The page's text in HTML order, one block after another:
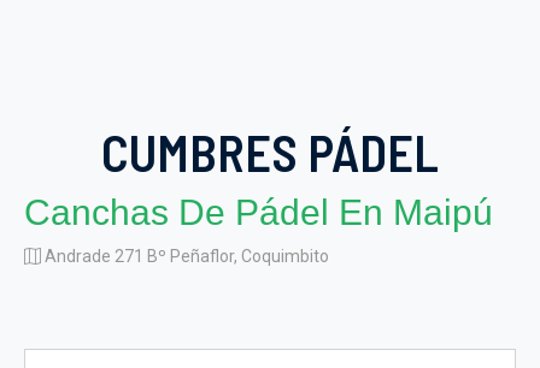
CUMBRES PÁDEL
Canchas De Pádel En Maipú
Andrade 271 Bº Peñaflor, Coquimbito